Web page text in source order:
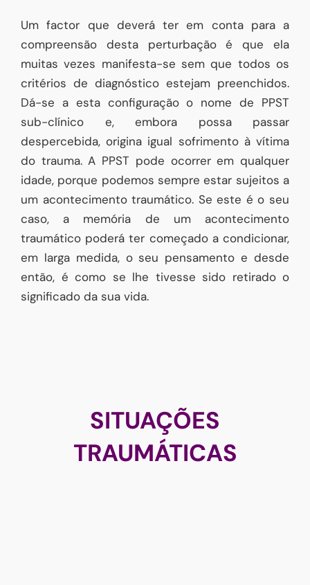
Um factor que deverá ter em conta para a
compreensão desta perturbação é que ela
muitas vezes manifesta-se sem que todos os
critérios de diagnóstico estejam preenchidos.
Dá-se a esta configuração o nome de PPST
sub-clínico e, embora possa passar
despercebida, origina igual sofrimento à vítima
do trauma. A PPST pode ocorrer em qualquer
idade, porque podemos sempre estar sujeitos a
um acontecimento traumático. Se este é o seu
caso, a memória de um acontecimento
traumático poderá ter começado a condicionar,
em larga medida, o seu pensamento e desde
então, é como se lhe tivesse sido retirado o
significado da sua vida.
SITUAÇÕES
TRAUMÁTICAS